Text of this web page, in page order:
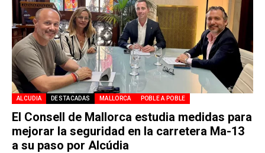
ALCUDIA DESTACADAS MALLORCA POBLE A POBLE
El Consell de Mallorca estudia medidas para
mejorar la seguridad en la carretera Ma-13
a su paso por Alcúdia